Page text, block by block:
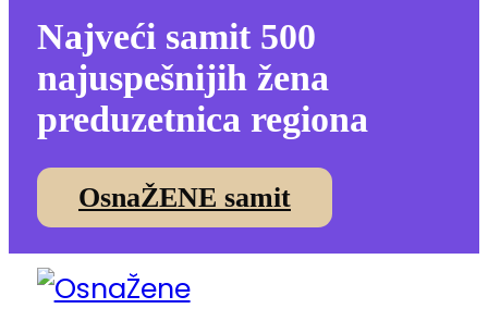
Najveći samit 500
najuspešnijih žena
preduzetnica regiona
OsnaŽENE samit